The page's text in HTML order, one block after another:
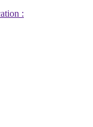
: